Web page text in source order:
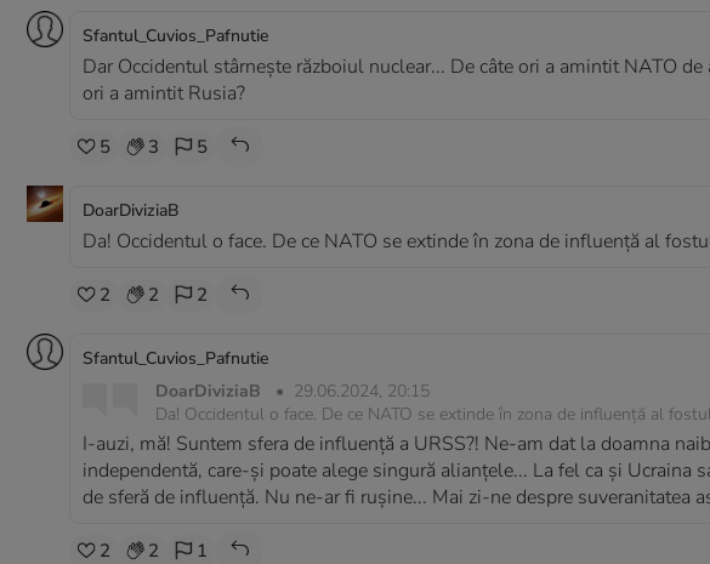
Sfantul_Cuvios_Pafnutie
Dar Occidentul stârnește războiul nuclear... De câte ori a amintit NATO
ori a amintit Rusia?
5 3 5
DoarDiviziaB
Da! Occidentul o face. De ce NATO se extinde în zona de influență al
2 2 2
Sfantul_Cuvios_Pafnutie
DoarDiviziaB
• 29.06.2024, 20:15
Da! Occidentul o face. De ce NATO se extinde în zona de influență al
I-auzi, mă! Suntem sfera de influență a URSS?! Ne-am dat la doamna
independentă, care-și poate alege singură alianțele... La fel ca și
de sferă de influență. Nu ne-ar fi rușine... Mai zi-ne despre suveranitatea
2 2 1